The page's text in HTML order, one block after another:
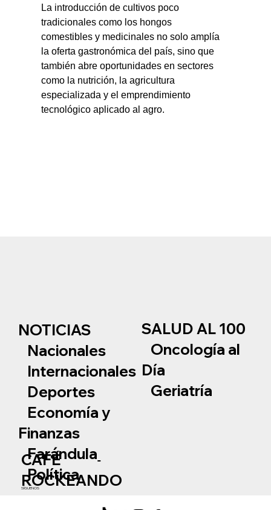
La introducción de cultivos poco
tradicionales como los hongos
comestibles y medicinales no solo amplía
la oferta gastronómica del país, sino que
también abre oportunidades en sectores
como la nutrición, la agricultura
especializada y el emprendimiento
tecnológico aplicado al agro.
NOTICIAS
Nacionales
Internacionales
Deportes
Economía y
Finanzas
Farándula
Política
SALUD AL 100
Oncología al
Día
Geriatría
SÍGUENOS
CAFÉ
ROCKEANDO